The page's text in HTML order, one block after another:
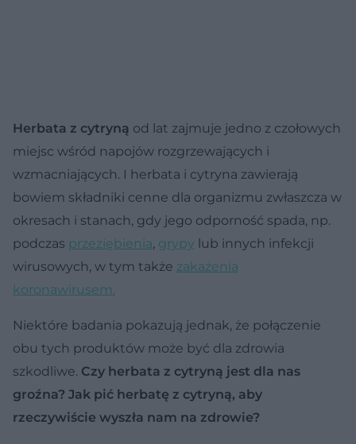
Herbata z cytryną od lat zajmuje jedno z czołowych
miejsc wśród napojów rozgrzewających i
wzmacniających. I herbata i cytryna zawierają
bowiem składniki cenne dla organizmu zwłaszcza w
okresach i stanach, gdy jego odporność spada, np.
podczas przeziębienia, grypy lub innych infekcji
wirusowych, w tym także zakażenia
koronawirusem.
Niektóre badania pokazują jednak, że połączenie
obu tych produktów może być dla zdrowia
szkodliwe. Czy herbata z cytryną jest dla nas
groźna? Jak pić herbatę z cytryną, aby
rzeczywiście wyszła nam na zdrowie?